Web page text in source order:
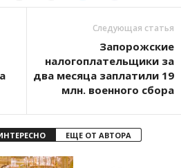
Следующая статья
Запорожские
налогоплательщики за
два месяца заплатили 19
млн. военного сбора
ЕЩЕ ОТ АВТОРА